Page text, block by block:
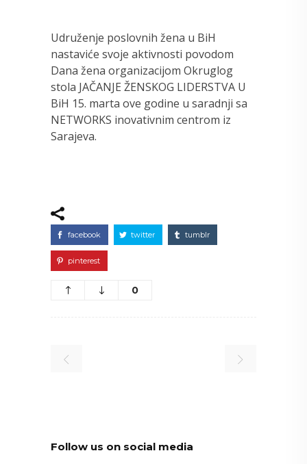
Udruženje poslovnih žena u BiH
nastaviće svoje aktivnosti povodom
Dana žena organizacijom Okruglog
stola JAČANJE ŽENSKOG LIDERSTVA U
BiH 15. marta ove godine u saradnji sa
NETWORKS inovativnim centrom iz
Sarajeva.
facebook twitter tumblr
pinterest
0
Follow us on social media